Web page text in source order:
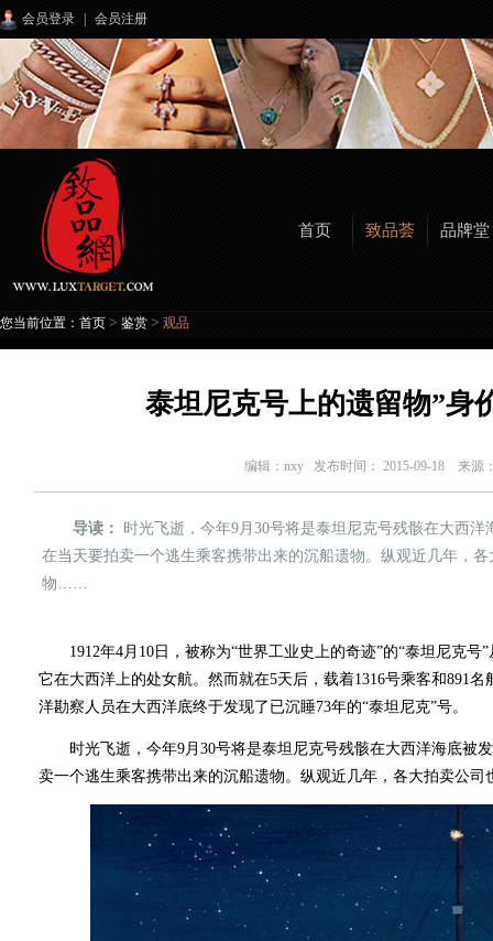
会员登录 会员注册
首页 致品荟 品牌堂
您当前位置： 首页 > 鉴赏 > 观品
泰坦尼克号上的遗留物”身
编辑： nxy 发布时间： 2015-09-18 来源
导读：
时光飞逝，今年9月30号将是泰坦尼克号残骸在大西
在当天要拍卖一个逃生乘客携带出来的沉船遗物。纵观近几年，
物……
1912年4月10日，被称为“世界工业史上的奇迹”的“泰坦尼克号
它在大西洋上的处女航。然而就在5天后，载着1316号乘客和891
洋勘察人员在大西洋底终于发现了已沉睡73年的“泰坦尼克”号。
时光飞逝，今年9月30号将是泰坦尼克号残骸在大西洋海底被
卖一个逃生乘客携带出来的沉船遗物。纵观近几年，各大拍卖公